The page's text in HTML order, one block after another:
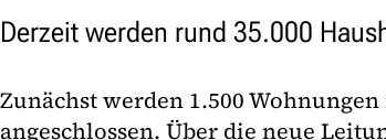
Derzeit werden rund 35.000
Zunächst werden 1.500
angeschlossen. Über die neue